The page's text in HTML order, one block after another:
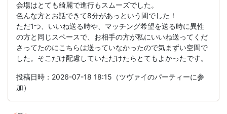
会場はとても綺麗で進行もスムーズでした。
色んな方とお話できて8分があっという間でした！
ただ1つ、いいね送る時や、マッチング希望を送る時に異性
の方と同じスペースで、お相手の方が私にいいね送ってくだ
さってたのにこちらは送っていなかったので気まずい空間で
した。そこだけ配慮していただけたらとてもよかったです。
投稿日時：2026-07-18 18:15（ツヴァイのパーティーに参
加）